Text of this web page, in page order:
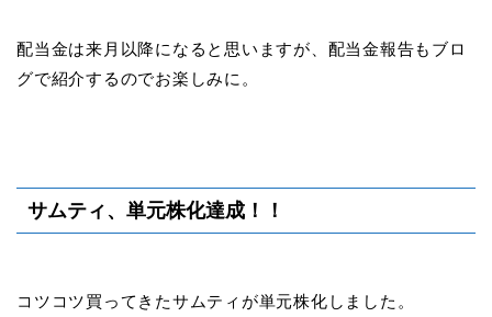
配当金は来月以降になると思いますが、配当金報告もブロ
グで紹介するのでお楽しみに。
サムティ、単元株化達成！！
コツコツ買ってきたサムティが単元株化しました。